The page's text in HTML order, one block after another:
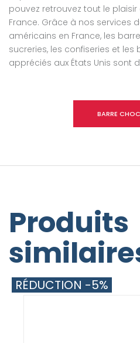
pouvez retrouvez tout le plaisir
France. Grâce à nos services
américains en France, les
sucreries, les confiseries et
appréciés aux États Unis sont
BARRE
Produits
RÉDUCTION -5%